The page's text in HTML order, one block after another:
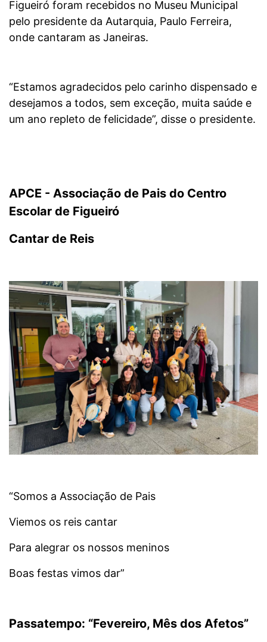
Figueiró foram recebidos no Museu Municipal
pelo presidente da Autarquia, Paulo Ferreira,
onde cantaram as Janeiras.
“Estamos agradecidos pelo carinho dispensado e
desejamos a todos, sem exceção, muita saúde e
um ano repleto de felicidade”, disse o presidente.
APCE - Associação de Pais do Centro
Escolar de Figueiró
Cantar de Reis
“Somos a Associação de Pais
Viemos os reis cantar
Para alegrar os nossos meninos
Boas festas vimos dar”
Passatempo: “Fevereiro, Mês dos Afetos”